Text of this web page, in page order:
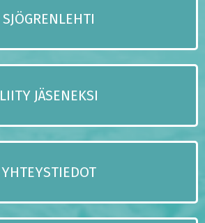
SJÖGRENLEHTI
LIITY JÄSENEKSI
YHTEYSTIEDOT